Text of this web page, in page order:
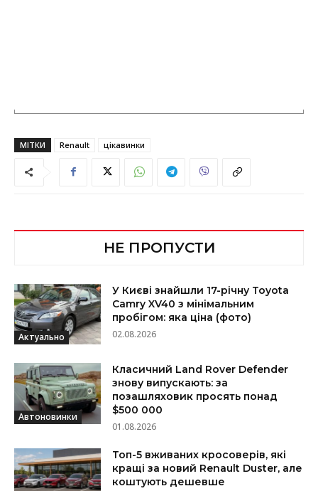
МІТКИ Renault цікавинки
НЕ ПРОПУСТИ
Актуально
У Києві знайшли 17-річну Toyota
Camry XV40 з мінімальним
пробігом: яка ціна (фото)
02.08.2026
Автоновинки
Класичний Land Rover Defender
знову випускають: за
позашляховик просять понад
$500 000
01.08.2026
Топ-5 вживаних кросоверів, які
кращі за новий Renault Duster, але
коштують дешевше